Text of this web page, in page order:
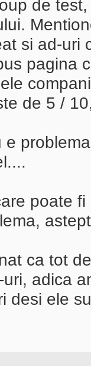
de
si ad-uri
pagina
de 5 /
poate
ca tot
adica
desi ele